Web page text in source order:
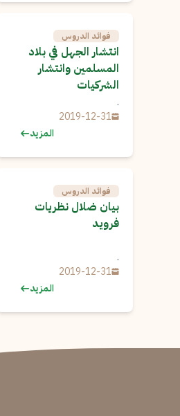
فوائد الدروس
انتشار الجهل في بلاد
المسلمين وانتشار
الشركيات
.
2019-12-31
المزيد
فوائد الدروس
بيان ضلال نظريات
فرويد
.
2019-12-31
المزيد